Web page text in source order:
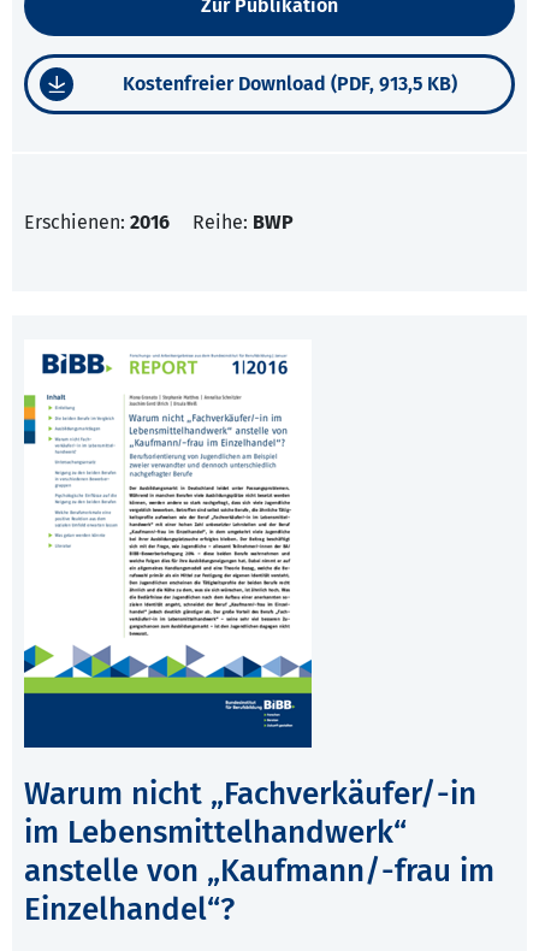
Zur Publikation
Kostenfreier Download (PDF, 913,5 KB)
Erschienen: 2016 Reihe: BWP
Warum nicht „Fachverkäufer/-in
im Lebensmittelhandwerk“
anstelle von „Kaufmann/-frau im
Einzelhandel“?